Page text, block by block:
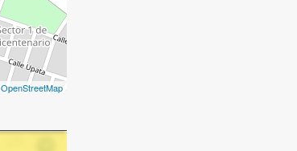
OpenStreetMap